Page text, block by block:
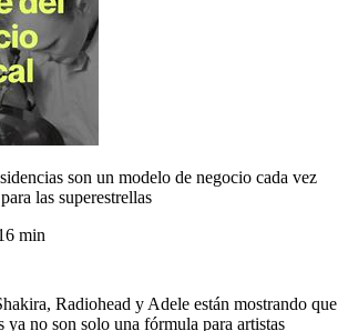
son un modelo de negocio cada vez
las superestrellas
min
Radiohead y Adele están mostrando que
ya no son solo una fórmula para artistas